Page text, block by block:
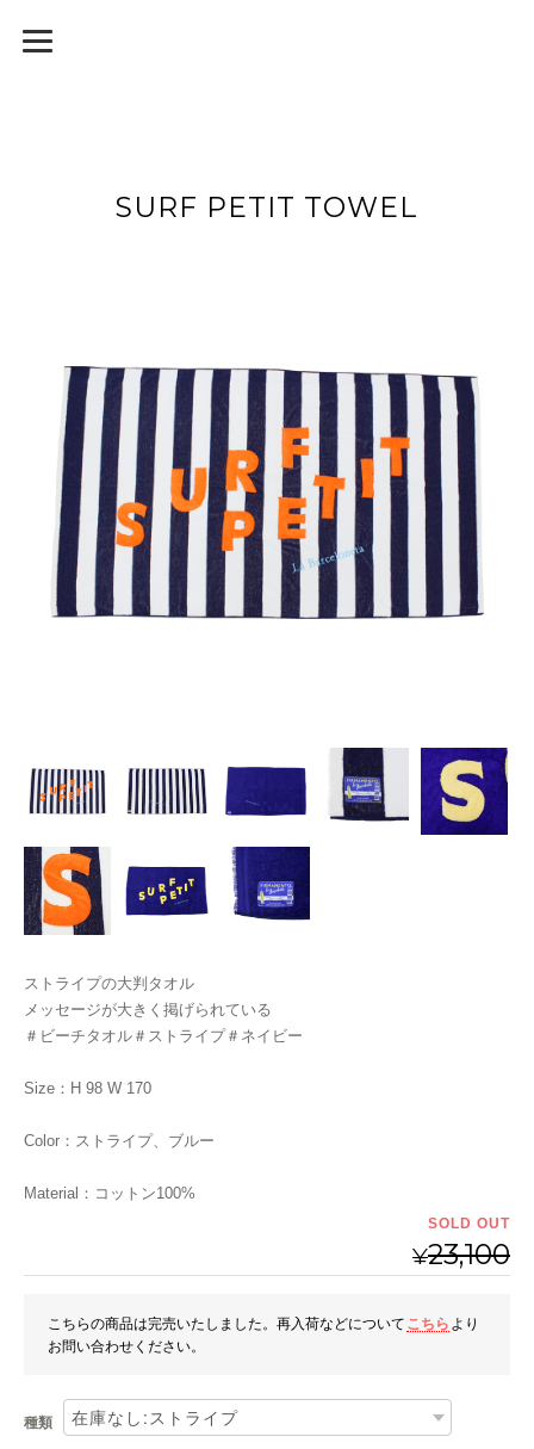
SURF PETIT TOWEL
ストライプの大判タオル
メッセージが大きく掲げられている
＃ビーチタオル＃ストライプ＃ネイビー
Size：H 98 W 170
Color：ストライプ、ブルー
Material：コットン100%
SOLD OUT
¥23,100
こちらの商品は完売いたしました。再入荷などについて こちら より
お問い合わせください。
種類